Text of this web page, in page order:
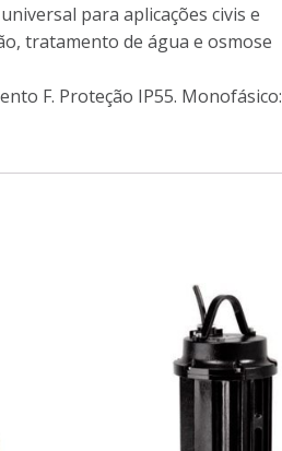
para aplicações civis e
tratamento de água e osmose
F. Proteção IP55. Monofásico: